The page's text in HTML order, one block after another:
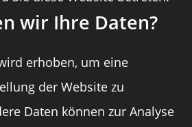
wir Ihre Daten?
erhoben, um eine
der Website zu
Daten können zur Analyse